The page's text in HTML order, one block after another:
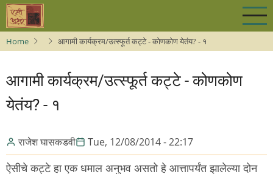
Skip
main
content
Home आगामी कार्यक्रम/उत्स्फूर्त कट्टे - कोणकोण येतंय? - १
आगामी कार्यक्रम/उत्स्फूर्त कट्टे - कोणकोण
येतंय? - १
राजेश घासकडवी Tue, 12/08/2014 - 22:17
ऐसीचे कट्टे हा एक धमाल अनुभव असतो हे आत्तापर्यंत झालेल्या दोन